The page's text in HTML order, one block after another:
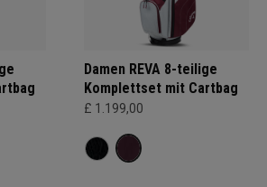
Damen REVA 8-teilige
Komplettset mit Cartbag
£ 1.199,00